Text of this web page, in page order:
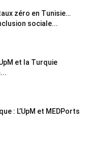
zéro en Tunisie…
sociale...
et la Turquie
: L’UpM et MEDPorts